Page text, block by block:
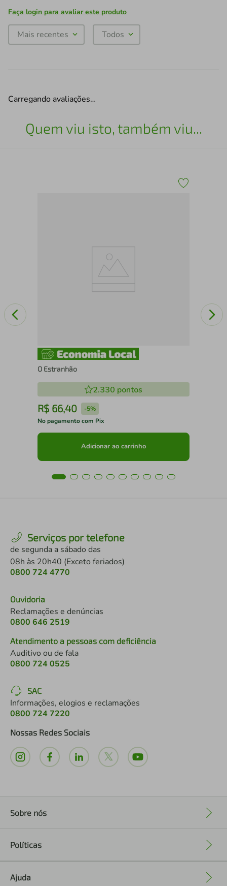
Faça login para avaliar este produto
Mais recentes Todos
Carregando avaliações…
Quem viu isto, também viu...
O Estranhão
2.330 pontos
R$ 66,40 -5%
No pagamento com Pix
Adicionar ao carrinho
Serviços por telefone
de segunda a sábado das
08h às 20h40 (Exceto feriados)
0800 724 4770
Ouvidoria
Reclamações e denúncias
0800 646 2519
Atendimento a pessoas com deficiência
Auditivo ou de fala
0800 724 0525
SAC
Informações, elogios e reclamações
0800 724 7220
Nossas Redes Sociais
Sobre nós
Políticas
Ajuda